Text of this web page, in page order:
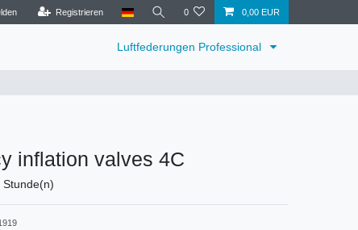
Registrieren 0 0,00 EUR
Luftfederungen Professional
inflation valves 4C
Stunde(n)